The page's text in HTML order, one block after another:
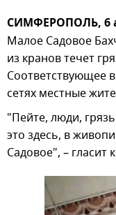
СИМФЕРОПОЛЬ, 6
Малое Садовое
из кранов течет
Соответствующее
сетях местные
"Пейте, люди,
это здесь, в
Садовое", – гласит